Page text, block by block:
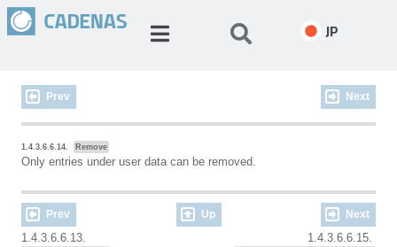
JP
Prev Next
1.4.3.6.6.14. Remove
Only entries under user data can be removed.
Prev Up Next
1.4.3.6.6.13.
1.4.3.6.6.15.